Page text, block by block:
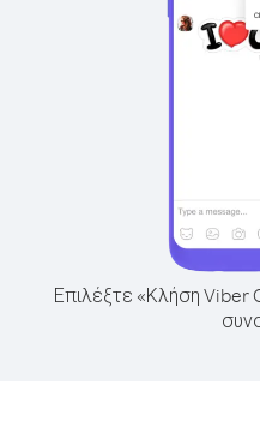
Επιλέξτε «Κλήση Viber